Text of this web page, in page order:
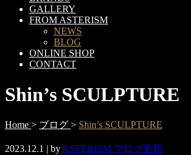
GALLERY
FROM ASTERISM
NEWS
BLOG
ONLINE SHOP
CONTACT
Shin’s SCULPTURE
Home > ブログ > Shin’s SCULPTURE
2023.12.1 | by ASTERISM ブログ更新